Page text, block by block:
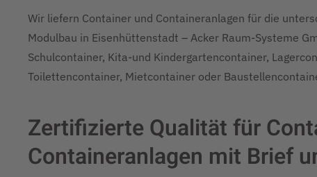
Wir liefern Container und Containeranlagen für die
Modulbau in Eisenhüttenstadt – Acker Raum-Systeme
Schulcontainer, Kita-und Kindergartencontainer,
Toilettencontainer, Mietcontainer oder
Zertifizierte Qualität für
Containeranlagen mit Brief